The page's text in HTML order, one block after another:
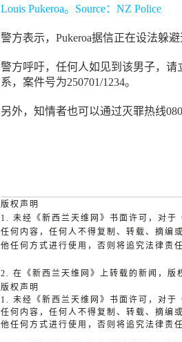
Louis Pukeroa。Source：NZ Police
警方表示，Pukeroa据信正在设法躲
警方呼吁，任何人如见到该男子，请
系，案件号为250701/1234。
另外，知情者也可以通过灭罪热线
版权声明
1. 未经《新西兰天维网》书面许可，对于
任何内容，任何人不得复制、转载、摘编
他任何方式进行使用，否则将追究法律责任
2. 在《新西兰天维网》上转载的新闻，版
版权声明
1. 未经《新西兰天维网》书面许可，对于
任何内容，任何人不得复制、转载、摘编
他任何方式进行使用，否则将追究法律责任